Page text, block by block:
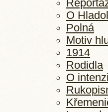
O
Polná
Motiv
1914
Rodidla
O